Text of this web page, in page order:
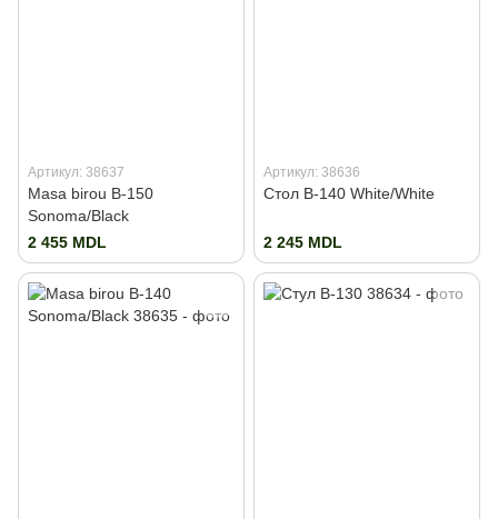
Артикул: 38637
Masa birou B-150
Sonoma/Black
2 455 MDL
Артикул: 38636
Стол B-140 White/White
2 245 MDL